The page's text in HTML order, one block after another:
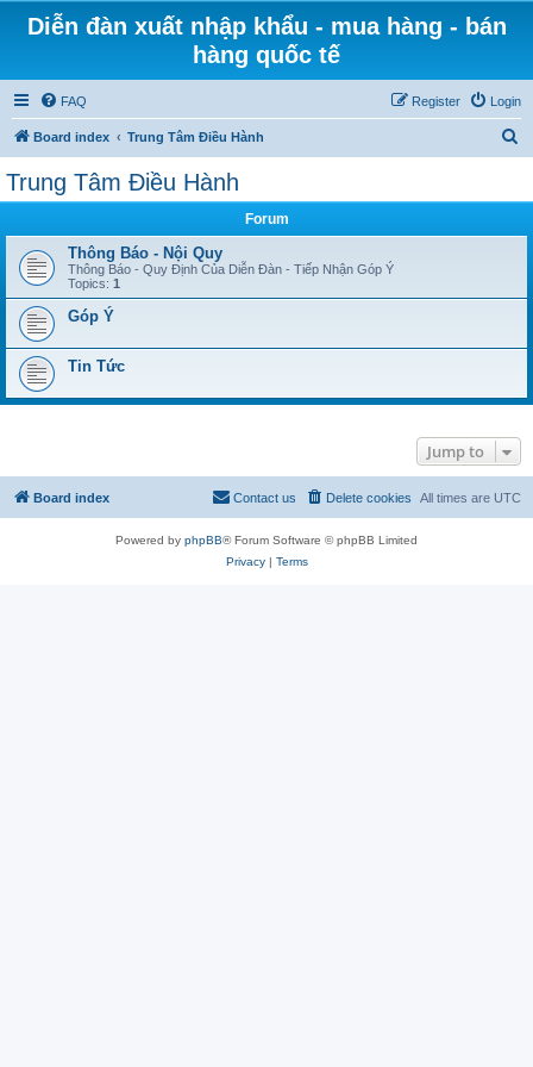
Diễn đàn xuất nhập khẩu - mua hàng - bán
hàng quốc tế
FAQ Login
Register
Board index Trung Tâm Điều Hành
Trung Tâm Điều Hành
Forum
Thông Báo - Nội Quy
Thông Báo - Quy Định Của Diễn Đàn - Tiếp Nhận Góp Ý
Topics: 1
Góp Ý
Tin Tức
Jump to
Board index All times are UTC
Delete cookies
Contact us
Powered by phpBB® Forum Software © phpBB Limited
Privacy| Terms